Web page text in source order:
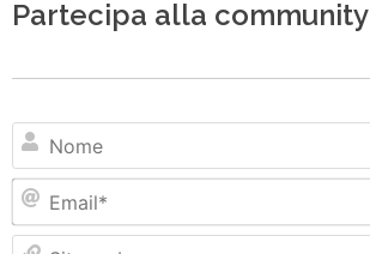
Partecipa alla community